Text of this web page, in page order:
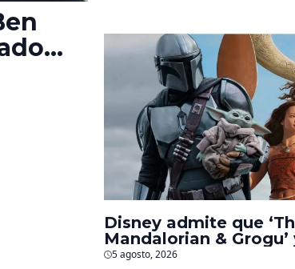
Disney admite que
Mandalorian & Grogu’
fueron decepciones
5 agosto, 2026